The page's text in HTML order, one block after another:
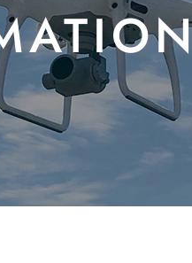
キ
ッ